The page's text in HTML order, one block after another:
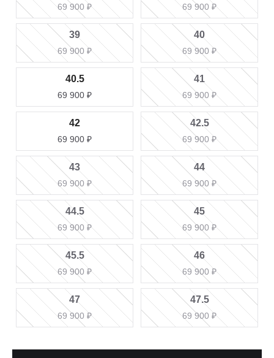
69 900 ₽ 69 900 ₽
39
69 900 ₽
40
69 900 ₽
40.5
69 900 ₽
41
69 900 ₽
42
69 900 ₽
42.5
69 900 ₽
43
69 900 ₽
44
69 900 ₽
44.5
69 900 ₽
45
69 900 ₽
45.5
69 900 ₽
46
69 900 ₽
47
69 900 ₽
47.5
69 900 ₽